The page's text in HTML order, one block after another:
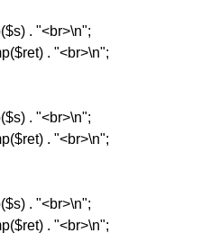
. "<br>\n";
. "<br>\n";
. "<br>\n";
. "<br>\n";
. "<br>\n";
. "<br>\n";